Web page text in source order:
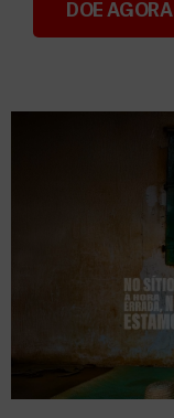
Donativos
DOE AGORA